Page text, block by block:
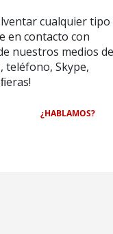
cualquier tipo
en contacto con
nuestros medios
teléfono, Skype,
¿HABLAMOS?